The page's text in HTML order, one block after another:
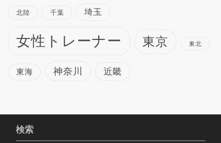
北陸 千葉 埼玉
女性トレーナー 東京 東北
東海 神奈川 近畿
検索